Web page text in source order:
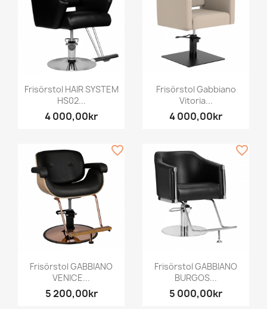
Frisörstol HAIR SYSTEM
HS02...
4 000,00kr
Frisörstol Gabbiano
Vitoria...
4 000,00kr
Frisörstol GABBIANO
VENICE...
5 200,00kr
favorite_border
Frisörstol GABBIANO
BURGOS...
5 000,00kr
favorite_border